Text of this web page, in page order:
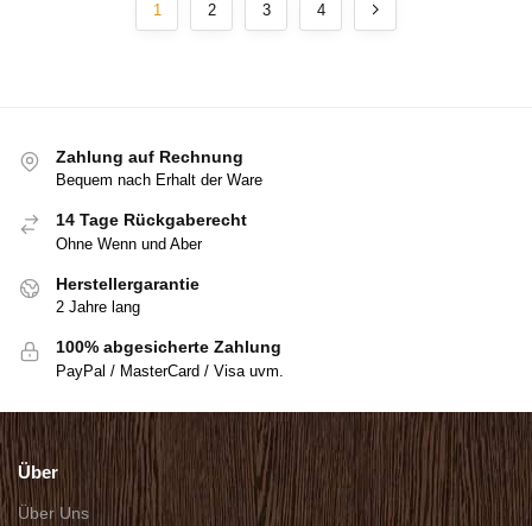
1 2 3 4
Zahlung auf Rechnung
Bequem nach Erhalt der Ware
14 Tage Rückgaberecht
Ohne Wenn und Aber
Herstellergarantie
2 Jahre lang
100% abgesicherte Zahlung
PayPal / MasterCard / Visa uvm.
Über
Über Uns